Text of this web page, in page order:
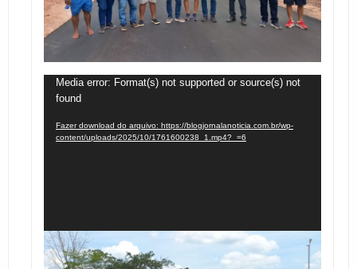
Tocador
de
vídeo
Media error: Format(s) not supported or source(s) not
found
Fazer download do arquivo: https://blogjornalanoticia.com.br/wp-
content/uploads/2025/10/1761600238_1.mp4?_=6